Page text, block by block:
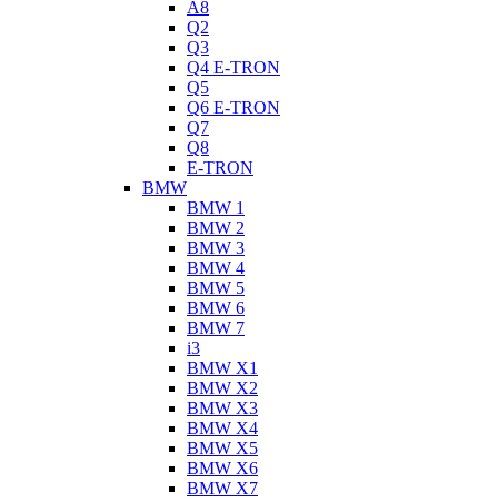
A8
Q2
Q3
Q4 E-TRON
Q5
Q6 E-TRON
Q7
Q8
E-TRON
BMW
BMW 1
BMW 2
BMW 3
BMW 4
BMW 5
BMW 6
BMW 7
i3
BMW X1
BMW X2
BMW X3
BMW X4
BMW X5
BMW X6
BMW X7